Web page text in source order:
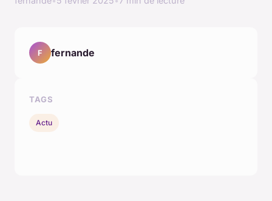
F fernande
TAGS
Actu